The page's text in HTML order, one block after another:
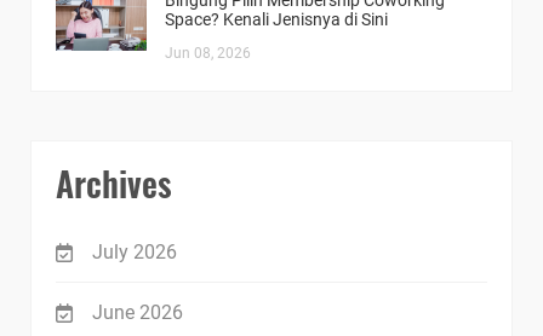
Space? Kenali Jenisnya di Sini
Jun 08, 2026
Archives
July 2026
June 2026